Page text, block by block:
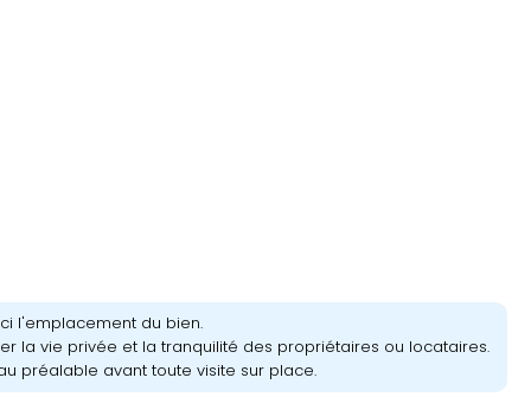
l'emplacement du bien.
la vie privée et la tranquilité des propriétaires ou locataires.
préalable avant toute visite sur place.